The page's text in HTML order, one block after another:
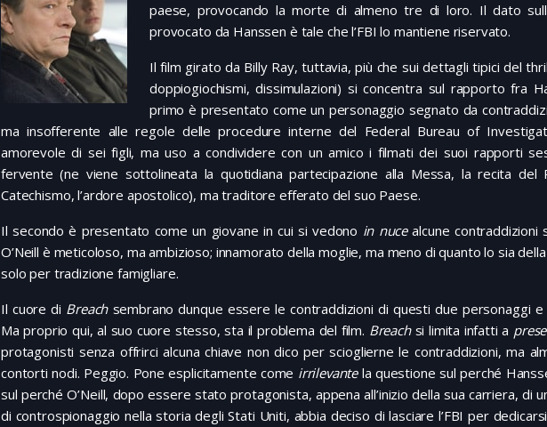
paese, provocando la morte di almeno tre di loro. Il dato
provocato da Hanssen è tale che l’FBI lo mantiene riservato.
Il film girato da Billy Ray, tuttavia, più che sui dettagli tipici del
doppiogiochismi, dissimulazioni) si concentra sul rapporto fra
primo è presentato come un personaggio segnato da
ma insofferente alle regole delle procedure interne del Federal Bureau of
amorevole di sei figli, ma uso a condividere con un amico i filmati dei suoi rapporti
fervente (ne viene sottolineata la quotidiana partecipazione alla Messa, la recita del
Catechismo, l’ardore apostolico), ma traditore efferato del suo Paese.
Il secondo è presentato come un giovane in cui si vedono in nucealcune contraddizioni
O’Neill è meticoloso, ma ambizioso; innamorato della moglie, ma meno di quanto lo sia
solo per tradizione famigliare.
Il cuore di Breachsembrano dunque essere le contraddizioni di questi due personaggi e
Ma proprio qui, al suo cuore stesso, sta il problema del film. Breachsi limita infatti a
protagonisti senza offrirci alcuna chiave non dico per scioglierne le contraddizioni, ma
contorti nodi. Peggio. Pone esplicitamente come irrilevantela questione sul perché
sul perché O’Neill, dopo essere stato protagonista, appena all’inizio della sua carriera, di
di controspionaggio nella storia degli Stati Uniti, abbia deciso di lasciare l’FBI per